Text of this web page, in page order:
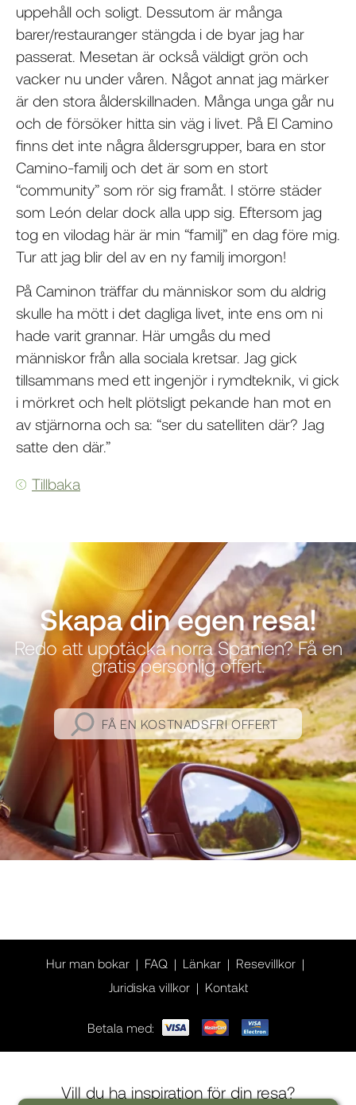
uppehåll och soligt. Dessutom är många
barer/restauranger stängda i de byar jag har
passerat. Mesetan är också väldigt grön och
vacker nu under våren. Något annat jag märker
är den stora ålderskillnaden. Många unga går nu
och de försöker hitta sin väg i livet. På El Camino
finns det inte några åldersgrupper, bara en stor
Camino-familj och det är som en stort
“community” som rör sig framåt. I större städer
som León delar dock alla upp sig. Eftersom jag
tog en vilodag här är min “familj” en dag före mig.
Tur att jag blir del av en ny familj imorgon!
På Caminon träffar du människor som du aldrig
skulle ha mött i det dagliga livet, inte ens om ni
hade varit grannar. Här umgås du med
människor från alla sociala kretsar. Jag gick
tillsammans med ett ingenjör i rymdteknik, vi gick
i mörkret och helt plötsligt pekande han mot en
av stjärnorna och sa: “ser du satelliten där? Jag
satte den där.”
Tillbaka
Skapa din egen resa!
Redo att upptäcka norra Spanien? Få en
gratis personlig offert.
FÅ EN KOSTNADSFRI OFFERT
Hur man bokar FAQ Länkar
Resevillkor
Juridiska villkor
Kontakt
Betala med:
Vill du ha inspiration för din resa?